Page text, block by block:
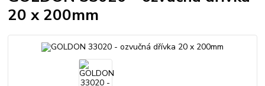
20 x 200mm